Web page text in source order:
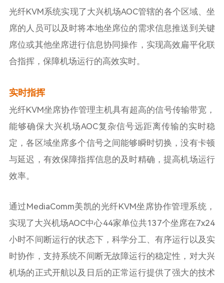
光纤KVM系统实现了大兴机场AOC管辖的各个区域、坐
席的人员可以及时将本地坐席位的需求信息推送到关键
席位或其他坐席进行信息协同操作，实现高效扁平化联
合指挥，保障机场运行的高效实时。
实时指挥
光纤KVM坐席协作管理主机具有超高的信号传输带宽，
能够确保大兴机场AOC复杂信号远距离传输的实时稳
定，各区域坐席多个信号之间能够瞬时切换，没有卡顿
与延迟，有效保障指挥信息的及时精确，提高机场运行
效率。
通过MediaComm美凯的光纤KVM坐席协作管理系统，
实现了大兴机场AOC中心44家单位共137个坐席在7x24
小时不间断运行的状态下，科学分工、有序运行以及实
时协作，支持系统不间断无故障运行的稳定性，对大兴
机场的正式开航以及日后的正常运行提供了强大的技术